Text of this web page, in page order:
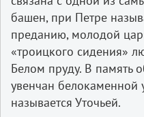
башен, при Петре
преданию, молодой
«троицкого сидения»
Белом пруду. В память
увенчан белокаменной
называется Уточьей.